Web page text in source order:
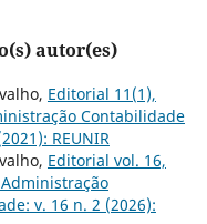
autor(es)
Editorial 11(1),
Contabilidade
REUNIR
Editorial vol. 16,
Administração
v. 16 n. 2 (2026):